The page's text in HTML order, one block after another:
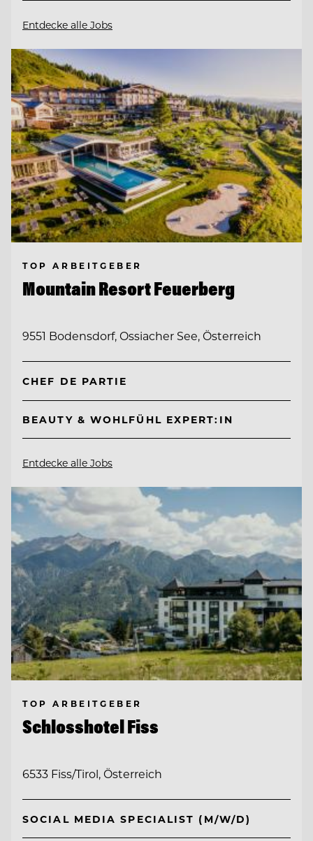
Entdecke alle Jobs
TOP ARBEITGEBER
Mountain Resort Feuerberg
9551 Bodensdorf, Ossiacher See, Österreich
CHEF DE PARTIE
BEAUTY & WOHLFÜHL EXPERT:IN
Entdecke alle Jobs
TOP ARBEITGEBER
Schlosshotel Fiss
6533 Fiss/Tirol, Österreich
SOCIAL MEDIA SPECIALIST (M/W/D)